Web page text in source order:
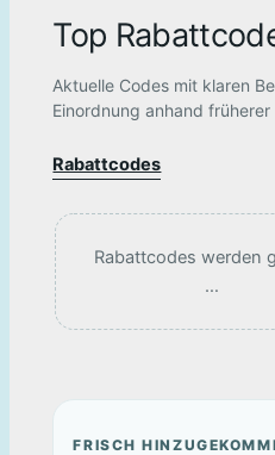
Top
Aktuelle Codes mit klaren
Einordnung anhand früherer
Rabattcodes
Rabattcodes werden
…
FRISCH